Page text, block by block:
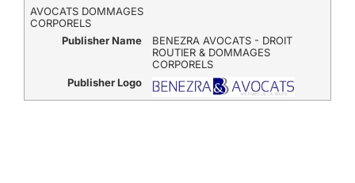
AVOCATS DOMMAGES
CORPORELS
Publisher Name
BENEZRA AVOCATS - DROIT
ROUTIER & DOMMAGES
CORPORELS
Publisher Logo